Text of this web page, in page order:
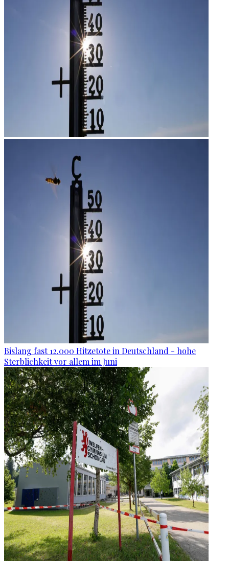
Bislang fast 12.000 Hitzetote in Deutschland - hohe
Sterblichkeit vor allem im Juni